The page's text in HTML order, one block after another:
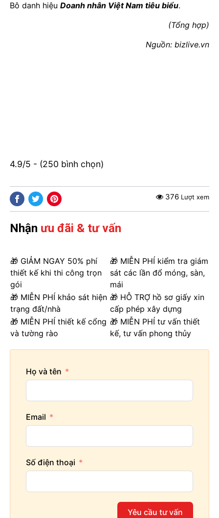
Bô danh hiệu Doanh nhân Việt Nam tiêu biểu.
(Tổng hợp)
Nguồn: bizlive.vn
4.9/5 - (250 bình chọn)
376 Lượt xem
Nhận ưu đãi & tư vấn
🎁 GIẢM NGAY 50% phí
thiết kế khi thi công trọn
gói
🎁 MIỄN PHÍ kiểm tra giám
sát các lần đổ móng, sàn,
mái
🎁 MIỄN PHÍ khảo sát hiện
trạng đất/nhà
🎁 HỖ TRỢ hồ sơ giấy xin
cấp phép xây dựng
🎁 MIỄN PHÍ thiết kế cổng
và tường rào
🎁 MIỄN PHÍ tư vấn thiết
kế, tư vấn phong thủy
Họ và tên
Email
Số điện thoại
Yêu cầu tư vấn